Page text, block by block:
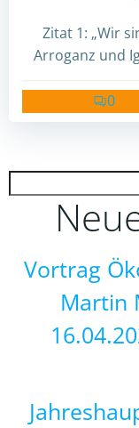
Zitat 1: „Wir
Arroganz und
0
Vortrag
Martin